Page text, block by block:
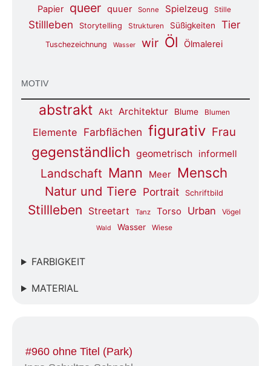
Papier queer quuer Sonne Spielzeug Stille
Stillleben Storytelling Strukturen Süßigkeiten Tier
Tuschezeichnung Wasser wir Öl Ölmalerei
MOTIV
abstrakt Akt Architektur Blume Blumen
Elemente Farbflächen figurativ Frau
gegenständlich geometrisch informell
Landschaft Mann Meer Mensch
Natur und Tiere Portrait Schriftbild
Stillleben Streetart Tanz Torso Urban Vögel
Wald Wasser Wiese
FARBIGKEIT
MATERIAL
#960 ohne Titel (Park)